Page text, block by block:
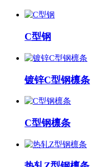
C型钢
镀锌C型钢檩条
C型钢檩条